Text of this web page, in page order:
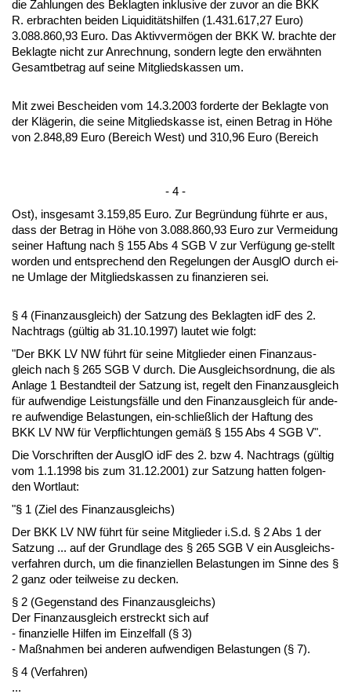
die Zah­lun­gen des Be­klag­ten in­klu­si­ve der zu­vor an die BKK
R. er­brach­ten bei­den Li­qui­ditätshil­fen (1.431.617,27 Eu­ro)
3.088.860,93 Eu­ro. Das Ak­tiv­vermögen der BKK W. brach­te der
Be­klag­te nicht zur An­rech­nung, son­dern leg­te den erwähn­ten
Ge­samt­be­trag auf sei­ne Mit­glieds­kas­sen um.
Mit zwei Be­schei­den vom 14.3.2003 for­der­te der Be­klag­te von
der Kläge­rin, die sei­ne Mit­glieds­kas­se ist, ei­nen Be­trag in Höhe
von 2.848,89 Eu­ro (Be­reich West) und 310,96 Eu­ro (Be­reich
- 4 -
Ost), ins­ge­samt 3.159,85 Eu­ro. Zur Be­gründung führ­te er aus,
dass der Be­trag in Höhe von 3.088.860,93 Eu­ro zur Ver­mei­dung
sei­ner Haf­tung nach § 155 Abs 4 SGB V zur Verfügung ge-stellt
wor­den und ent­spre­chend den Re­ge­lun­gen der Aus­glO durch ei­
ne Um­la­ge der Mit­glieds­kas­sen zu fi­nan­zie­ren sei.
§ 4 (Fi­nanz­aus­gleich) der Sat­zung des Be­klag­ten idF des 2.
Nach­trags (gültig ab 31.10.1997) lau­tet wie folgt:
"Der BKK LV NW führt für sei­ne Mit­glie­der ei­nen Fi­nanz­aus­
gleich nach § 265 SGB V durch. Die Aus­gleichs­ord­nung, die als
An­la­ge 1 Be­stand­teil der Sat­zung ist, re­gelt den Fi­nanz­aus­gleich
für auf­wen­di­ge Leis­tungsfälle und den Fi­nanz­aus­gleich für an­de­
re auf­wen­di­ge Be­las­tun­gen, ein-schließlich der Haf­tung des
BKK LV NW für Ver­pflich­tun­gen gemäß § 155 Abs 4 SGB V".
Die Vor­schrif­ten der Aus­glO idF des 2. bzw 4. Nach­trags (gültig
vom 1.1.1998 bis zum 31.12.2001) zur Sat­zung hat­ten fol­gen­
den Wort­laut:
"§ 1 (Ziel des Fi­nanz­aus­gleichs)
Der BKK LV NW führt für sei­ne Mit­glie­der i.S.d. § 2 Abs 1 der
Sat­zung ... auf der Grund­la­ge des § 265 SGB V ein Aus­gleichs­
ver­fah­ren durch, um die fi­nan­zi­el­len Be­las­tun­gen im Sin­ne des §
2 ganz oder teil­wei­se zu de­cken.
§ 2 (Ge­gen­stand des Fi­nanz­aus­gleichs)
Der Fi­nanz­aus­gleich er­streckt sich auf
- fi­nan­zi­el­le Hil­fen im Ein­zel­fall (§ 3)
- Maßnah­men bei an­de­ren auf­wen­di­gen Be­las­tun­gen (§ 7).
§ 4 (Ver­fah­ren)
...